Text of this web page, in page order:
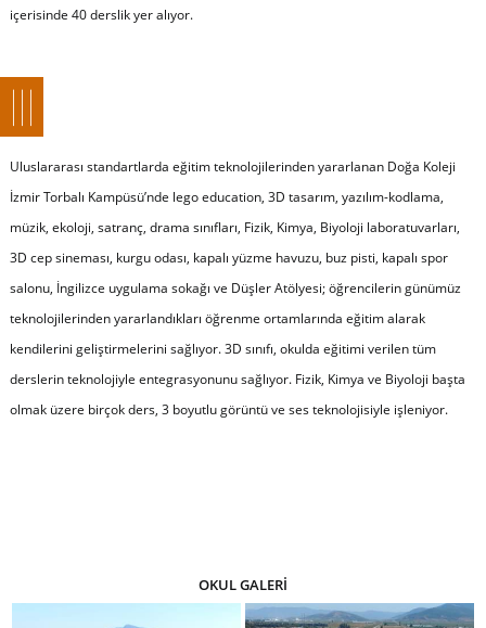
içerisinde 40 derslik yer alıyor.
Uluslararası standartlarda eğitim teknolojilerinden yararlanan Doğa Koleji
İzmir Torbalı Kampüsü’nde lego education, 3D tasarım, yazılım-kodlama,
müzik, ekoloji, satranç, drama sınıfları, Fizik, Kimya, Biyoloji laboratuvarları,
3D cep sineması, kurgu odası, kapalı yüzme havuzu, buz pisti, kapalı spor
salonu, İngilizce uygulama sokağı ve Düşler Atölyesi; öğrencilerin günümüz
teknolojilerinden yararlandıkları öğrenme ortamlarında eğitim alarak
kendilerini geliştirmelerini sağlıyor. 3D sınıfı, okulda eğitimi verilen tüm
derslerin teknolojiyle entegrasyonunu sağlıyor. Fizik, Kimya ve Biyoloji başta
olmak üzere birçok ders, 3 boyutlu görüntü ve ses teknolojisiyle işleniyor.
OKUL GALERİ